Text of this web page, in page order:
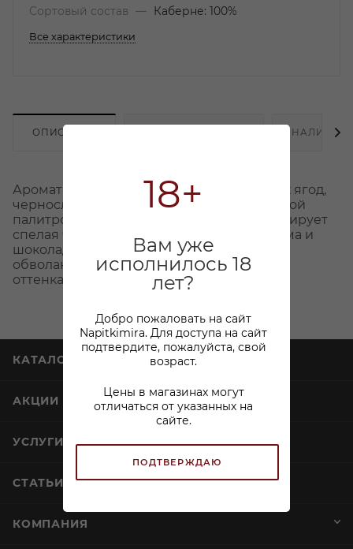
18+
Вам уже
исполнилось 18
лет?
Добро пожаловать на сайт
Napitkimira. Для доступа на сайт
подтвердите, пожалуйста, свой
возраст.
Цены в магазинах могут
отличаться от указанных на
сайте.
ПОДТВЕРЖДАЮ
Сортовый состав
— Каберне: 100%
Все характеристики
ОПИСАНИЕ НАЛИЧИЕ
Аромат насыщенный с оттенками черных ягод,
чернослива и изюма. Вкус мягкий с богатой
палитрой ягодных нот, среди которых солирует
спелая черешня; тоном чернослива, изюма и
шоколада. Послевкусие длительное,
обволакивающее, с переплетающимися
оттенками черешни и чернослива.
КАТАЛОГ
АКЦИИ
УСЛУГИ
СТАТЬИ
КОМПАНИЯ